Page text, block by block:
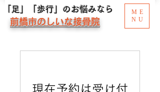
「足」「歩行」のお悩みなら
前橋市のしいな接骨院
ME
NU
現在予約は受け付